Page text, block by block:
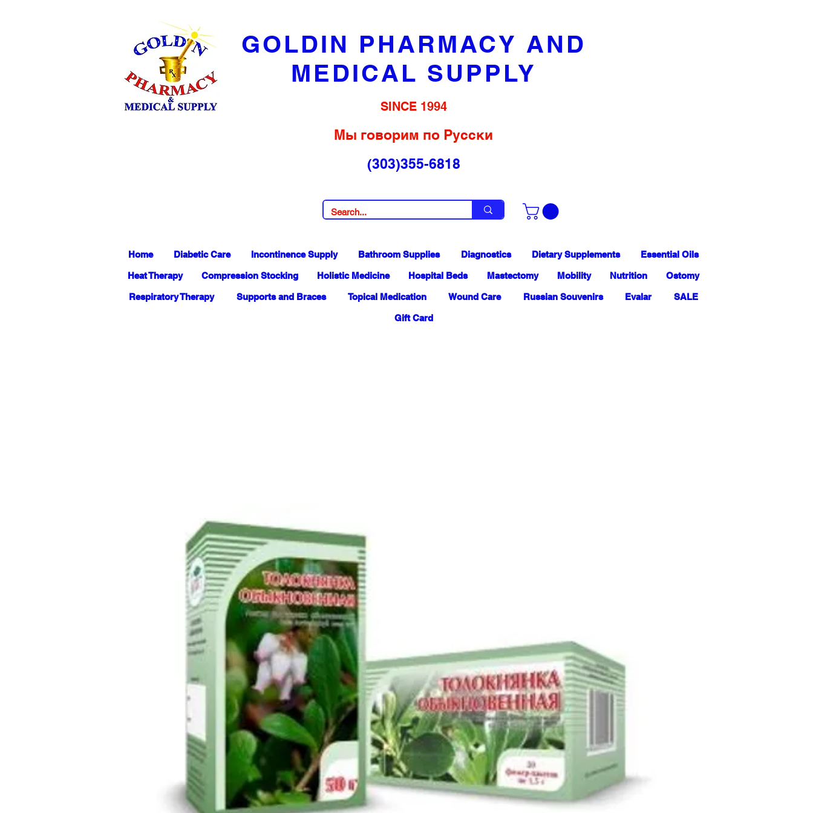
GOLDIN PHARMACY AND
MEDICAL SUPPLY
SINCE 1994
Мы говорим по Русски
(303)355-6818
Home Diabetic Care Incontinence Supply Bathroom Supplies Diagnostics Dietary Supplements Essential Oils
Heat Therapy Compression Stocking Holistic Medicine Hospital Beds Mastectomy Mobility Nutrition Ostomy
Respiratory Therapy Supports and Braces Topical Medication Wound Care Russian Souvenirs Evalar SALE
Gift Card